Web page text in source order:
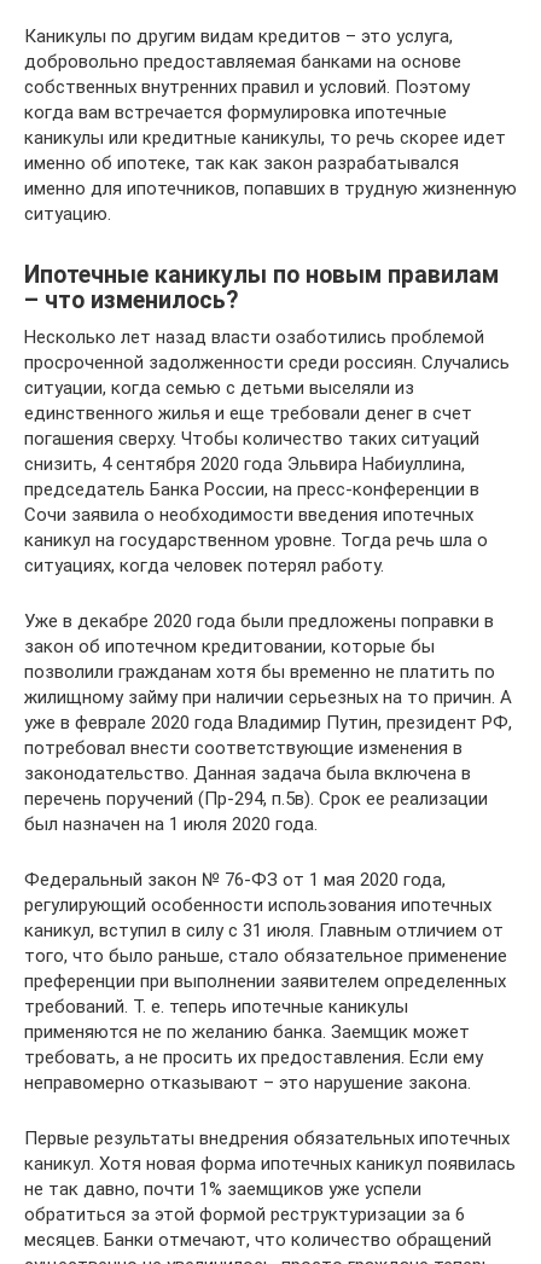
Каникулы по другим видам кредитов – это услуга,
добровольно предоставляемая банками на основе
собственных внутренних правил и условий. Поэтому
когда вам встречается формулировка ипотечные
каникулы или кредитные каникулы, то речь скорее идет
именно об ипотеке, так как закон разрабатывался
именно для ипотечников, попавших в трудную жизненную
ситуацию.
Ипотечные каникулы по новым правилам
– что изменилось?
Несколько лет назад власти озаботились проблемой
просроченной задолженности среди россиян. Случались
ситуации, когда семью с детьми выселяли из
единственного жилья и еще требовали денег в счет
погашения сверху. Чтобы количество таких ситуаций
снизить, 4 сентября 2020 года Эльвира Набиуллина,
председатель Банка России, на пресс-конференции в
Сочи заявила о необходимости введения ипотечных
каникул на государственном уровне. Тогда речь шла о
ситуациях, когда человек потерял работу.
Уже в декабре 2020 года были предложены поправки в
закон об ипотечном кредитовании, которые бы
позволили гражданам хотя бы временно не платить по
жилищному займу при наличии серьезных на то причин. А
уже в феврале 2020 года Владимир Путин, президент РФ,
потребовал внести соответствующие изменения в
законодательство. Данная задача была включена в
перечень поручений (Пр-294, п.5в). Срок ее реализации
был назначен на 1 июля 2020 года.
Федеральный закон № 76-ФЗ от 1 мая 2020 года,
регулирующий особенности использования ипотечных
каникул, вступил в силу с 31 июля. Главным отличием от
того, что было раньше, стало обязательное применение
преференции при выполнении заявителем определенных
требований. Т. е. теперь ипотечные каникулы
применяются не по желанию банка. Заемщик может
требовать, а не просить их предоставления. Если ему
неправомерно отказывают – это нарушение закона.
Первые результаты внедрения обязательных ипотечных
каникул. Хотя новая форма ипотечных каникул появилась
не так давно, почти 1% заемщиков уже успели
обратиться за этой формой реструктуризации за 6
месяцев. Банки отмечают, что количество обращений